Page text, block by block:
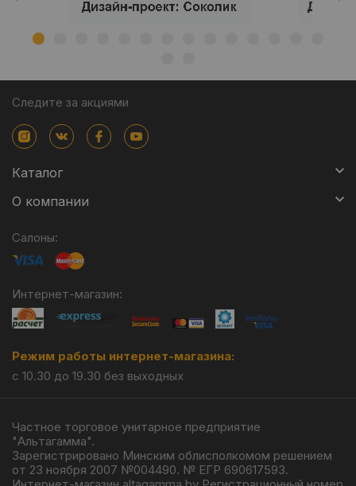
Следите за акциями
Каталог
О компании
Салоны:
Интернет-магазин:
Режим работы интернет-магазина:
с 10.30 до 19.30 без выходных
Частное торговое унитарное предприятие
"Альтагамма".
Зарегистрировано Минским облисполкомом решением
от 23 ноября 2007 №004490. № ЕГР 690617593.